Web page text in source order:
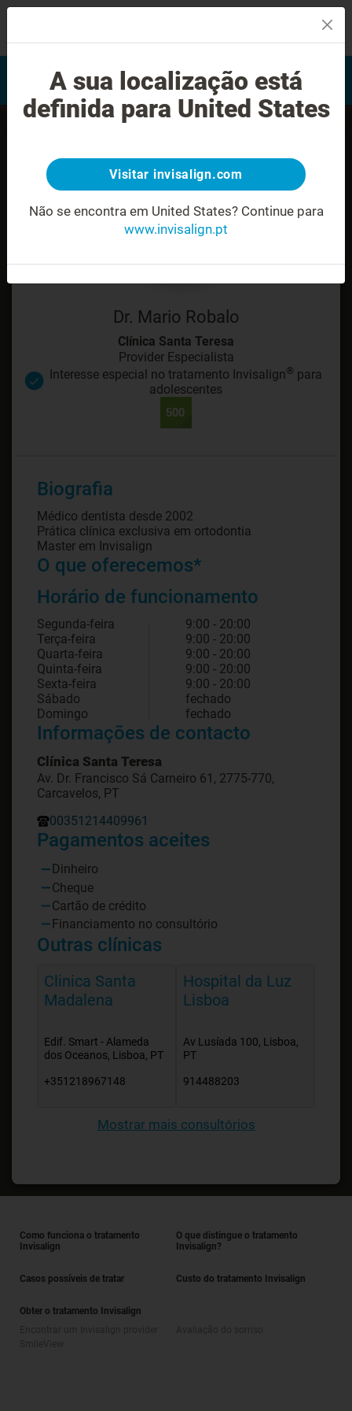
Avaliação do sorriso
Encontrar um Invisalign
provider
Dr. Mario Robalo
Clínica Santa Teresa
Provider Especialista
Interesse especial no tratamento Invisalign® para
adolescentes
Biografia
Médico dentista desde 2002
Prática clínica exclusiva em ortodontia
Master em Invisalign
O que oferecemos*
Horário de funcionamento
Segunda-feira
9:00 - 20:00
Terça-feira
9:00 - 20:00
Quarta-feira
9:00 - 20:00
Quinta-feira
9:00 - 20:00
Sexta-feira
9:00 - 20:00
Sábado
fechado
Domingo
fechado
Informações de contacto
Clínica Santa Teresa
Av. Dr. Francisco Sá Carneiro 61, 2775-770,
Carcavelos, PT
00351214409961
Pagamentos aceites
Dinheiro
Cheque
Cartão de crédito
Financiamento no consultório
Outras clínicas
Clinica Santa
Madalena
Edif. Smart - Alameda
dos Oceanos, Lisboa, PT
+351218967148
Hospital da Luz
Lisboa
Av Lusíada 100, Lisboa,
PT
914488203
Mostrar mais consultórios
Como funciona o tratamento
Invisalign
O que distingue o tratamento
Invisalign?
Casos possíveis de tratar Custo do tratamento Invisalign
Obter o tratamento Invisalign
A sua localização está
definida para United States
Visitar invisalign.com
Não se encontra em United States? Continue para
www.invisalign.pt